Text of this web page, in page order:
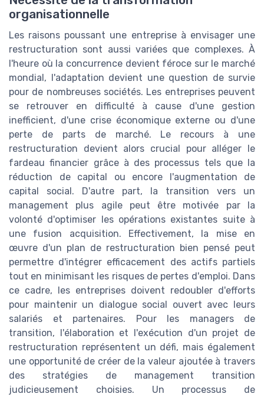
organisationnelle
Les raisons poussant une entreprise à envisager une
restructuration sont aussi variées que complexes. À
l'heure où la concurrence devient féroce sur le marché
mondial, l'adaptation devient une question de survie
pour de nombreuses sociétés. Les entreprises peuvent
se retrouver en difficulté à cause d'une gestion
inefficient, d'une crise économique externe ou d'une
perte de parts de marché. Le recours à une
restructuration devient alors crucial pour alléger le
fardeau financier grâce à des processus tels que la
réduction de capital ou encore l'augmentation de
capital social. D'autre part, la transition vers un
management plus agile peut être motivée par la
volonté d'optimiser les opérations existantes suite à
une fusion acquisition. Effectivement, la mise en
œuvre d'un plan de restructuration bien pensé peut
permettre d'intégrer efficacement des actifs partiels
tout en minimisant les risques de pertes d'emploi. Dans
ce cadre, les entreprises doivent redoubler d'efforts
pour maintenir un dialogue social ouvert avec leurs
salariés et partenaires. Pour les managers de
transition, l'élaboration et l'exécution d'un projet de
restructuration représentent un défi, mais également
une opportunité de créer de la valeur ajoutée à travers
des stratégies de management transition
judicieusement choisies. Un processus de